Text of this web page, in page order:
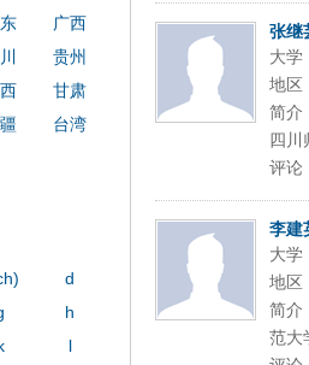
张继
大学
地区
简介
四川
评论
李建
大学
地区
简介
范大
广西
贵州
甘肃
台湾
d
h
l